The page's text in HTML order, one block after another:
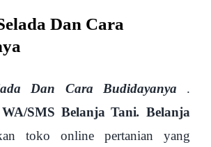
Dan Cara
Dan Cara Budidayanya .
WA/SMS Belanja Tani. Belanja
toko online pertanian yang